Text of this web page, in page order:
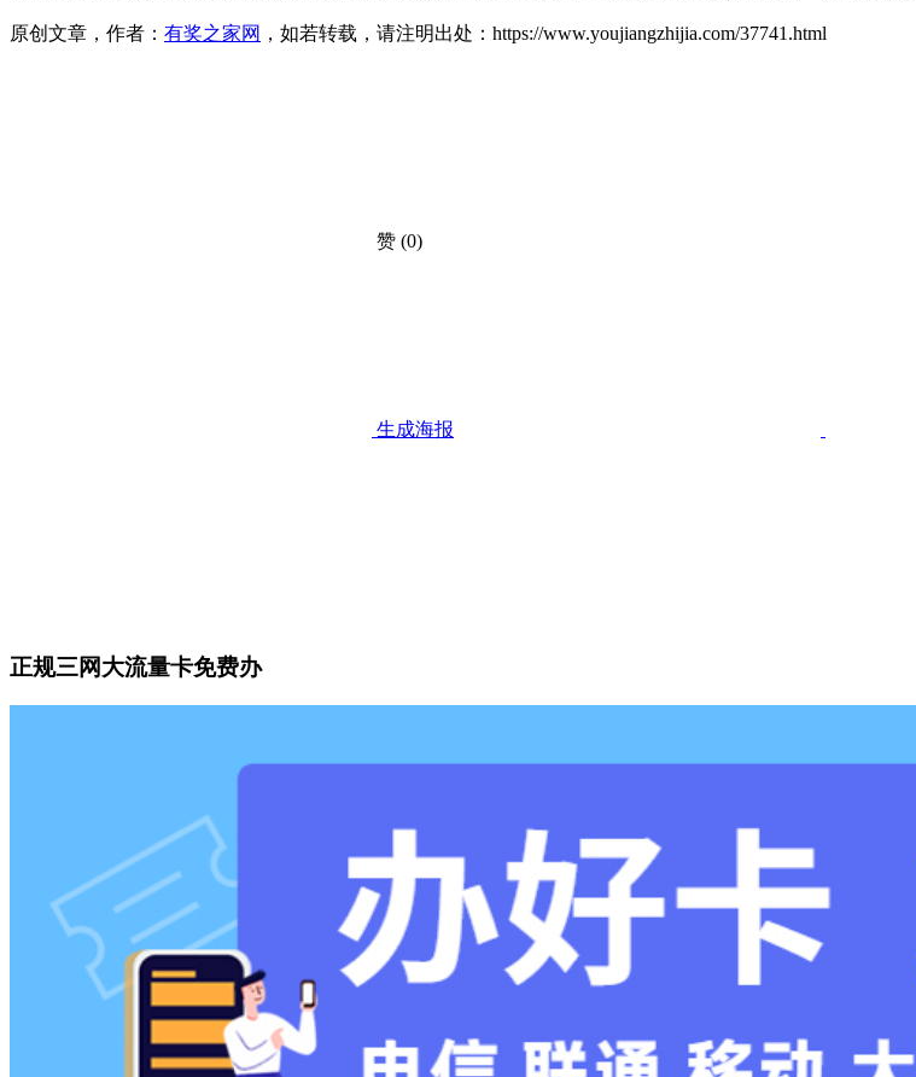
原创文章，作者： 有奖之家网 ，如若转载，请注明出处：https://www.youjiangzhijia.com/37741.html
赞 (0)
生成海报
正规三网大流量卡免费办